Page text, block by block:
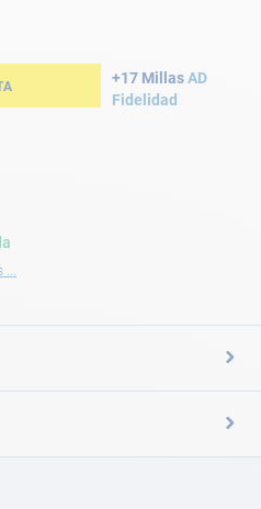
+17 MillasAD
Fidelidad
...